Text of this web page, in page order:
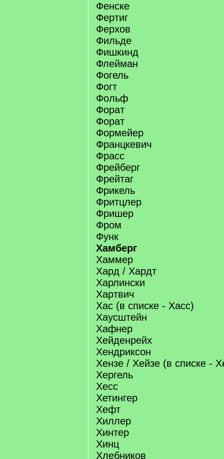
Фенске
Фертиг
Ферхов
Фильде
Фишкинд
Флейман
Фогель
Фогт
Фольф
Форат
Форат
Формейер
Францкевич
Фрасс
Фрейберг
Фрейтаг
Фрикель
Фритцлер
Фришер
Фром
Функ
Хамберг
Хаммер
Хард / Хардт
Харлински
Хартвич
Хас (в списке - Хасс)
Хаусштейн
Хафнер
Хейденрейх
Хендриксон
Хензе / Хейзе (в списке -
Хергель
Хесс
Хетингер
Хефт
Хиллер
Хинтер
Хинц
Хлебников